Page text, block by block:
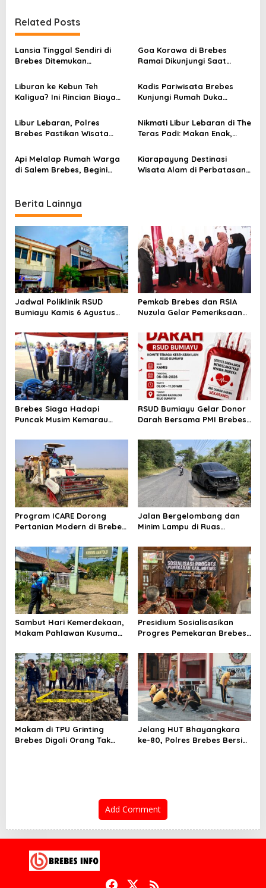
n
a
v
i
g
a
t
i
n
Related Posts
Lansia Tinggal Sendiri di
Brebes Ditemukan
Goa Korawa di Brebes
Ramai Dikunjungi Saat
Sejuk dan Cerita Mistis
Liburan ke Kebun Teh
Kaligua? Ini Rincian Biaya
Siapkan
Kadis Pariwisata Brebes
Kunjungi Rumah Duka
Santunan
Libur Lebaran, Polres
Brebes Pastikan Wisata
Nikmati Libur Lebaran di The
Teras Padi: Makan Enak,
Api Melalap Rumah Warga
di Salem Brebes, Begini
Kiarapayung Destinasi
Wisata Alam di Perbatasan
Berita Lainnya
Jadwal Poliklinik RSUD
Bumiayu Kamis 6 Agustus
Dokter Sebelum Berkunjung
Pemkab Brebes dan RSIA
Nuzula Gelar Pemeriksaan
Perkuat Kesehatan Ibu dan
Bayi
Brebes Siaga Hadapi
Puncak Musim Kemarau
Kesiapsiagaan Bencana dan
Karhutla
RSUD Bumiayu Gelar Donor
Darah Bersama PMI Brebes
Indonesia
Program ICARE Dorong
Pertanian Modern di Brebes,
Tembus 10,2 Ton per Hektare
Jalan Bergelombang dan
Minim Lampu di Ruas
Telan Korban, Innova
Hantam Pohon di
Bantarkawung
Sambut Hari Kemerdekaan,
Makam Pahlawan Kusuma
Dibersihkan
Presidium Sosialisasikan
Progres Pemekaran Brebes
Pansus DPRD Jateng Jadi
Tahap Berikutnya
Makam di TPU Grinting
Brebes Digali Orang Tak
Jelang HUT Bhayangkara
ke-80, Polres Brebes Bersih-
Add Comment